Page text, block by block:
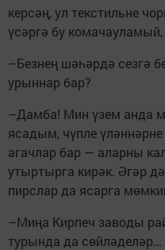
керсәң, ул текстильне
үсәргә бу
–Безнең шәһәрдә сезгә
урыннар бар?
–Дамба! Мин үзем анда
ясадым, чүпле
агачлар бар — аларны
утыртырга кирәк. Әгәр
пирслар да ясарга
–Миңа Кирпеч заводы
турында да сөйләделәр…